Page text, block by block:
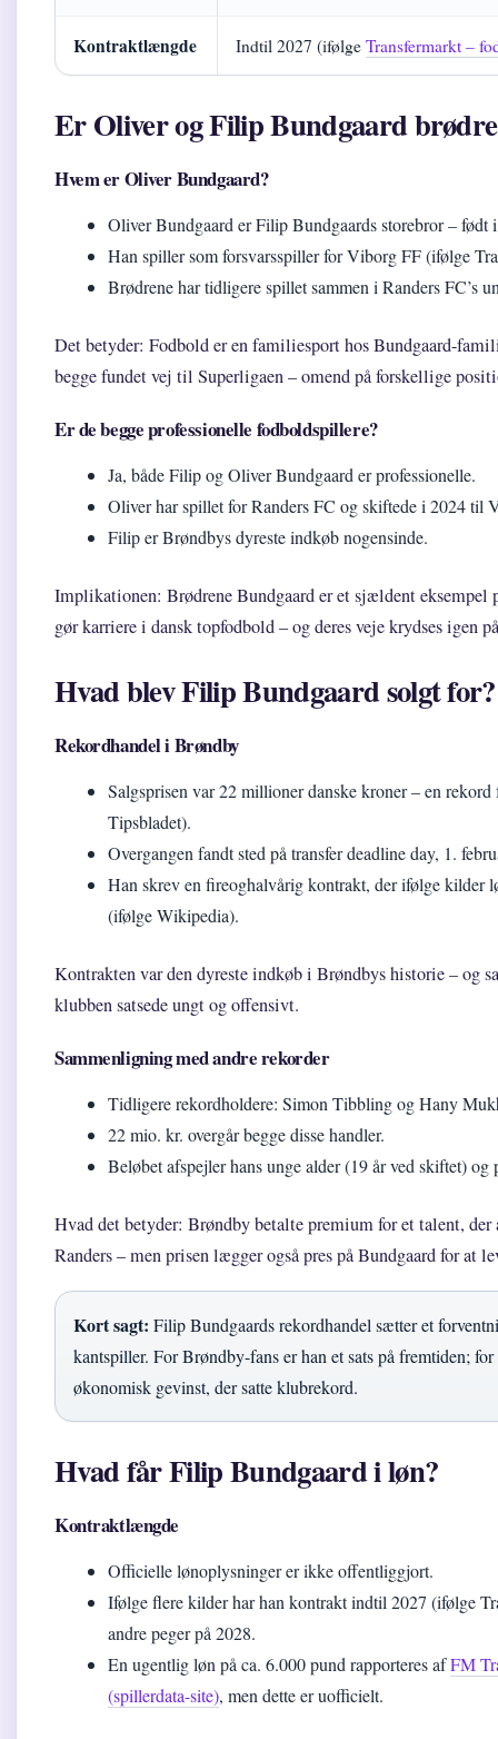
Kontraktlængde Indtil 2027 (ifølge Transfermarkt –
Er Oliver og Filip Bundgaard
Hvem er Oliver Bundgaard?
Oliver Bundgaard er Filip Bundgaards storebror – født
Han spiller som forsvarsspiller for Viborg FF (ifølge
Brødrene har tidligere spillet sammen i Randers FC’s
Det betyder: Fodbold er en familiesport hos Bundgaard-
begge fundet vej til Superligaen – omend på forskellige
Er de begge professionelle fodboldspillere?
Ja, både Filip og Oliver Bundgaard er professionelle.
Oliver har spillet for Randers FC og skiftede i 2024 til
Filip er Brøndbys dyreste indkøb nogensinde.
Implikationen: Brødrene Bundgaard er et sjældent eksempel
gør karriere i dansk topfodbold – og deres veje krydses igen
Hvad blev Filip Bundgaard solgt for?
Rekordhandel i Brøndby
Salgsprisen var 22 millioner danske kroner – en
Tipsbladet).
Overgangen fandt sted på transfer deadline day, 1.
Han skrev en fireoghalvårig kontrakt, der ifølge kilder
(ifølge Wikipedia).
Kontrakten var den dyreste indkøb i Brøndbys historie – og
klubben satsede ungt og offensivt.
Sammenligning med andre rekorder
Tidligere rekordholdere: Simon Tibbling og Hany
22 mio. kr. overgår begge disse handler.
Beløbet afspejler hans unge alder (19 år ved skiftet) og
Hvad det betyder: Brøndby betalte premium for et talent,
Randers – men prisen lægger også pres på Bundgaard for at
Kort sagt: Filip Bundgaards rekordhandel sætter et
kantspiller. For Brøndby-fans er han et sats på fremtiden; for
økonomisk gevinst, der satte klubrekord.
Hvad får Filip Bundgaard i løn?
Kontraktlængde
Officielle lønoplysninger er ikke offentliggjort.
Ifølge flere kilder har han kontrakt indtil 2027 (ifølge
andre peger på 2028.
En ugentlig løn på ca. 6.000 pund rapporteres afFM
(spillerdata-site), men dette er uofficielt.